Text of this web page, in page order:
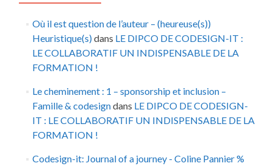
Où il est question de l’auteur – (heureuse(s))
Heuristique(s)dans LE DIPCO DE CODESIGN-IT :
LE COLLABORATIF UN INDISPENSABLE DE LA
FORMATION !
Le cheminement : 1 – sponsorship et inclusion –
Famille & codesigndans LE DIPCO DE CODESIGN-
IT : LE COLLABORATIF UN INDISPENSABLE DE LA
FORMATION !
Codesign-it: Journal of a journey - Coline Pannier %